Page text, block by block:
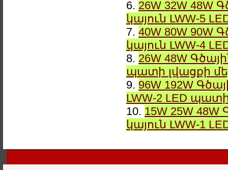
6. 26W 32W 48W
կայուն LWW-5
7. 40W 80W 90W
կայուն LWW-4
8. 26W 48W
պատի լվացքի
9. 96W 192W
LWW-2 LED
10. 15W 25W
կայուն LWW-1